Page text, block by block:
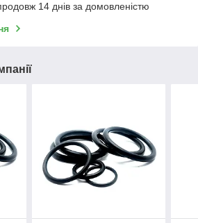
14 днів за домовленістю